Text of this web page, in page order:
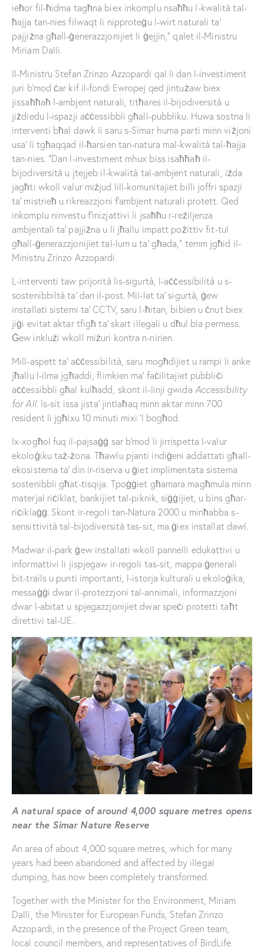
ieħor fil-ħidma tagħna biex inkomplu nsaħħu l-kwalità tal-
ħajja tan-nies filwaqt li nipproteġu l-wirt naturali ta’
pajjiżna għall-ġenerazzjonijiet li ġejjin,” qalet il-Ministru
Miriam Dalli.
Il-Ministru Stefan Zrinzo Azzopardi qal li dan l-investiment
juri b’mod ċar kif il-fondi Ewropej qed jintużaw biex
jissaħħaħ l-ambjent naturali, titħares il-bijodiversità u
jiżdiedu l-ispazji aċċessibbli għall-pubbliku. Huwa sostna li
interventi bħal dawk li saru s-Simar huma parti minn viżjoni
usa’ li tgħaqqad il-ħarsien tan-natura mal-kwalità tal-ħajja
tan-nies. “Dan l-investiment mhux biss isaħħaħ il-
bijodiversità u jtejjeb il-kwalità tal-ambjent naturali, iżda
jagħti wkoll valur miżjud lill-komunitajiet billi joffri spazji
ta’ mistrieħ u rikreazzjoni f’ambjent naturali protett. Qed
inkomplu ninvestu f’inizjattivi li jsaħħu r-reżiljenza
ambjentali ta’ pajjiżna u li jħallu impatt pożittiv fit-tul
għall-ġenerazzjonijiet tal-lum u ta’ għada,” temm jgħid il-
Ministru Zrinzo Azzopardi.
L-interventi taw prijorità lis-sigurtà, l-aċċessibilità u s-
sostenibbiltà ta’ dan il-post. Mil-lat ta’ sigurtà, ġew
installati sistemi ta’ CCTV, saru l-ħitan, bibien u ċnut biex
jiġi evitat aktar tfigħ ta’ skart illegali u dħul bla permess.
Ġew inklużi wkoll miżuri kontra n-nirien.
Mill-aspett ta’ aċċessibilità, saru mogħdijiet u rampi li anke
jħallu l-ilma jgħaddi, flimkien ma’ faċilitajiet pubbliċi
aċċessibbli għal kulħadd, skont il-linji gwida Accessibility
for All. Is-sit issa jista’ jintlaħaq minn aktar minn 700
resident li jgħixu 10 minuti mixi ’l bogħod.
Ix-xogħol fuq il-pajsaġġ sar b’mod li jirrispetta l-valur
ekoloġiku taż-żona. Tħawlu pjanti indiġeni addattati għall-
ekosistema ta’ din ir-riserva u ġiet implimentata sistema
sostenibbli għat-tisqija. Tpoġġiet għamara magħmula minn
materjal riċiklat, bankijiet tal-piknik, siġġijiet, u bins għar-
riċiklaġġ. Skont ir-regoli tan-Natura 2000 u minħabba s-
sensittività tal-bijodiversità tas-sit, ma ġiex installat dawl.
Madwar il-park ġew installati wkoll pannelli edukattivi u
informattivi li jispjegaw ir-regoli tas-sit, mappa ġenerali
bit-trails u punti importanti, l-istorja kulturali u ekoloġika,
messaġġi dwar il-protezzjoni tal-annimali, informazzjoni
dwar l-abitat u spjegazzjonijiet dwar speċi protetti taħt
direttivi tal-UE.
A natural space of around 4,000 square metres opens
near the Simar Nature Reserve
An area of about 4,000 square metres, which for many
years had been abandoned and affected by illegal
dumping, has now been completely transformed.
Together with the Minister for the Environment, Miriam
Dalli, the Minister for European Funds, Stefan Zrinzo
Azzopardi, in the presence of the Project Green team,
local council members, and representatives of BirdLife